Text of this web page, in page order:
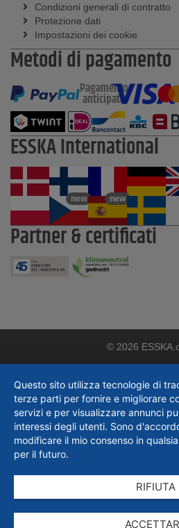
Condizioni generali di contratto
Protezione dati
Impostazioni dei cookie
Metodi di pagamento
Pagamento
anticipato
ESSKA International
new new
Partner & certificati
© 2026
Questo sito utilizza tecnologie di
terze parti per fornire e migliorare
servizi e per visualizzare annunci
interessi degli utenti. Sono
modificare il mio consenso in
per il futuro.
RIFIUTA